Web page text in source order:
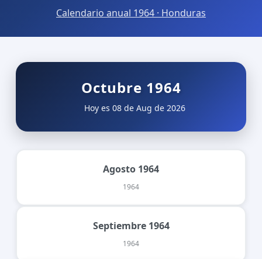
Calendario anual 1964 · Honduras
Octubre 1964
Hoy es 08 de Aug de 2026
Agosto 1964
1964
Septiembre 1964
1964